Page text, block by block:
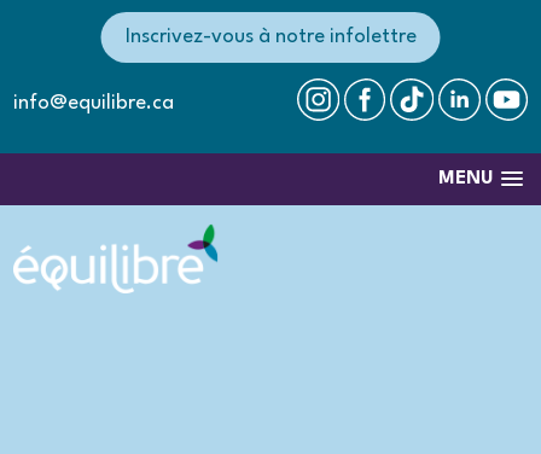
info@equilibre.ca
Inscrivez-vous à notre infolettre
MENU